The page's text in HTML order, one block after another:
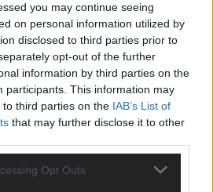
you may continue seeing
on personal information utilized by
disclosed to third parties prior to
opt-out of the further
information by third parties on the
participants. This information may
third parties on the IAB’s List of
that may further disclose it to other
Opt Outs
– aber der ESC 2026
Fragen
siegt für Bulgarien – Finnland